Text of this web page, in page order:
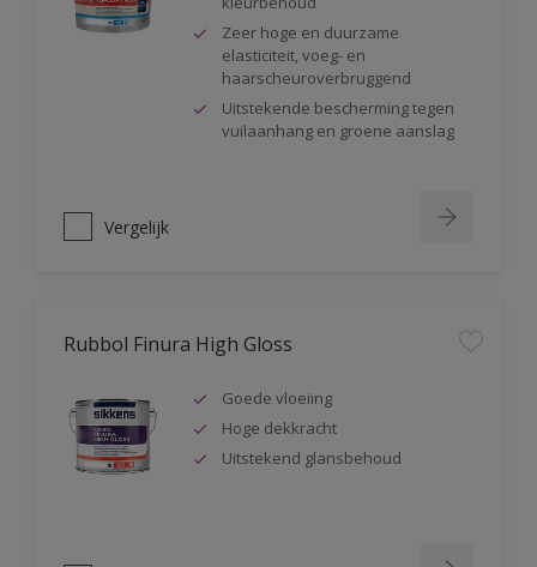
Zeer hoge en duurzame
elasticiteit, voeg- en
haarscheuroverbruggend
Uitstekende bescherming tegen
vuilaanhang en groene aanslag
Vergelijk
Rubbol Finura High Gloss
Goede vloeiing
Hoge dekkracht
Uitstekend glansbehoud